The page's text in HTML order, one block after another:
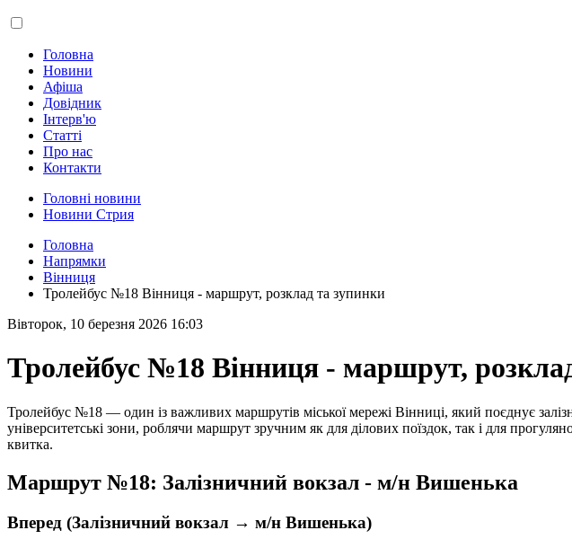
Головна
Новини
Афіша
Довідник
Інтерв'ю
Статті
Про нас
Контакти
Головні новини
Новини Стрия
Головна
Напрямки
Вінниця
Тролейбус №18 Вінниця - маршрут, розклад та зупинки
Вівторок, 10 березня 2026 16:03
Тролейбус №18 Вінниця - маршрут,
Тролейбус №18 — один із важливих маршрутів міської мережі Вінниці, який поєднує
університетські зони, роблячи маршрут зручним як для ділових поїздок, так і для
квитка.
Маршрут №18: Залізничний вокзал - м/н Вишенька
Вперед (Залізничний вокзал → м/н Вишенька)